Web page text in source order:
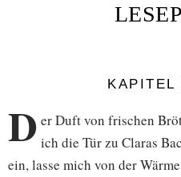
D er Duft von frischen
ich die Tür zu Claras
ein, lasse mich von der